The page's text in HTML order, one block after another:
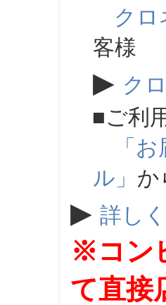
クロ
客様
▶ ク
■ご利
「
ル」 か
▶ 詳し
※コン
て直接